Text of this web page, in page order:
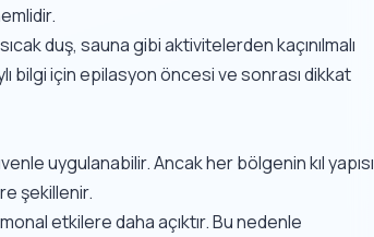
duş, sauna gibi aktivitelerden kaçınılmalı
bilgi içinepilasyon öncesi ve sonrası dikkat
uygulanabilir. Ancak her bölgenin kıl yapısı
şekillenir.
etkilere daha açıktır. Bu nedenle